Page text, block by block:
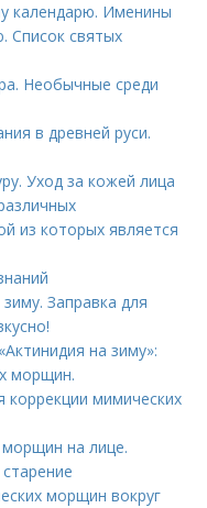
календарю. Именины
Список святых
Необычные среди
в древней руси.
Уход за кожей лица
из которых является
Заправка для
на зиму»:
морщин.
коррекции мимических
на лице.
морщин вокруг